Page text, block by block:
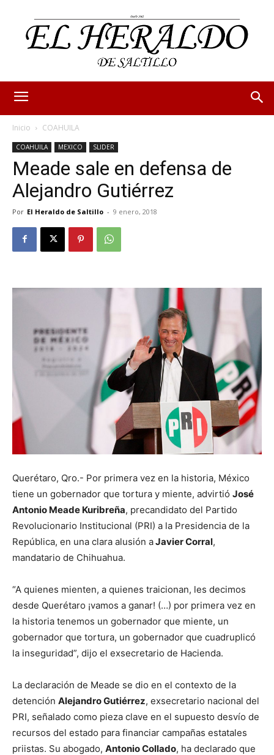
Inicio COAHUILA
COAHUILA MEXICO SLIDER
Meade sale en defensa de
Alejandro Gutiérrez
Por El Heraldo de Saltillo - 9 enero, 2018
Querétaro, Qro.- Por primera vez en la historia, México
tiene un gobernador que tortura y miente, advirtió José
Antonio Meade Kuribreña, precandidato del Partido
Revolucionario Institucional (PRI) a la Presidencia de la
República, en una clara alusión aJavier Corral,
mandatario de Chihuahua.
“A quienes mienten, a quienes traicionan, les decimos
desde Querétaro ¡vamos a ganar! (…) por primera vez en
la historia tenemos un gobernador que miente, un
gobernador que tortura, un gobernador que cuadruplicó
la inseguridad”, dijo el exsecretario de Hacienda.
La declaración de Meade se dio en el contexto de la
detención Alejandro Gutiérrez, exsecretario nacional del
PRI, señalado como pieza clave en el supuesto desvío de
recursos del estado para financiar campañas estatales
priistas. Su abogado, Antonio Collado, ha declarado que